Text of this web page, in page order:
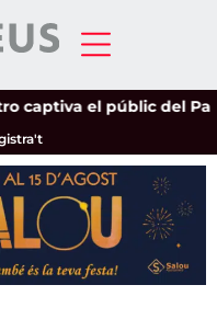
el públic del Parc